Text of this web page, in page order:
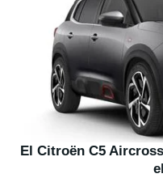
El Citroën C5